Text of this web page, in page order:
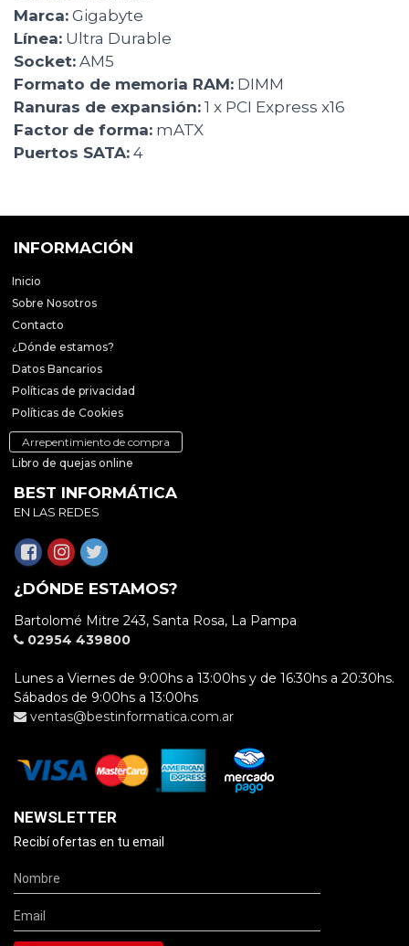
Marca: Gigabyte
Línea: Ultra Durable
Socket: AM5
Formato de memoria RAM: DIMM
Ranuras de expansión: 1 x PCI Express x16
Factor de forma: mATX
Puertos SATA: 4
INFORMACIÓN
Inicio
Sobre Nosotros
Contacto
¿Dónde estamos?
Datos Bancarios
Políticas de privacidad
Políticas de Cookies
Arrepentimiento de compra
Libro de quejas online
BEST INFORMÁTICA
EN LAS REDES
¿DÓNDE ESTAMOS?
Bartolomé Mitre 243, Santa Rosa, La Pampa
02954 439800
Lunes a Viernes de 9:00hs a 13:00hs y de 16:30hs a 20:30hs.
Sábados de 9:00hs a 13:00hs
ventas@bestinformatica.com.ar
NEWSLETTER
Recibí ofertas en tu email